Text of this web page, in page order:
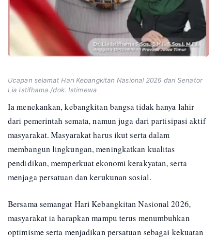
Ucapan selamat Hari Kebangkitan Nasional 2026 dari Senator
Lia Istifhama./dok. Istimewa
Ia menekankan, kebangkitan bangsa tidak hanya lahir
dari pemerintah semata, namun juga dari partisipasi aktif
masyarakat. Masyarakat harus ikut serta dalam
membangun lingkungan, meningkatkan kualitas
pendidikan, memperkuat ekonomi kerakyatan, serta
menjaga persatuan dan kerukunan sosial.
Bersama semangat Hari Kebangkitan Nasional 2026,
masyarakat ia harapkan mampu terus menumbuhkan
optimisme serta menjadikan persatuan sebagai kekuatan